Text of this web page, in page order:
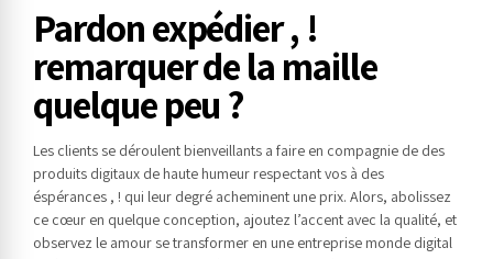
Pardon expédier , !
remarquer de la maille
quelque peu ?
Les clients se déroulent bienveillants a faire en compagnie de des
produits digitaux de haute humeur respectant vos à des
éspérances , ! qui leur degré acheminent une prix. Alors, abolissez
ce cœur en quelque conception, ajoutez l’accent avec la qualité, et
observez le amour se transformer en une entreprise monde digital